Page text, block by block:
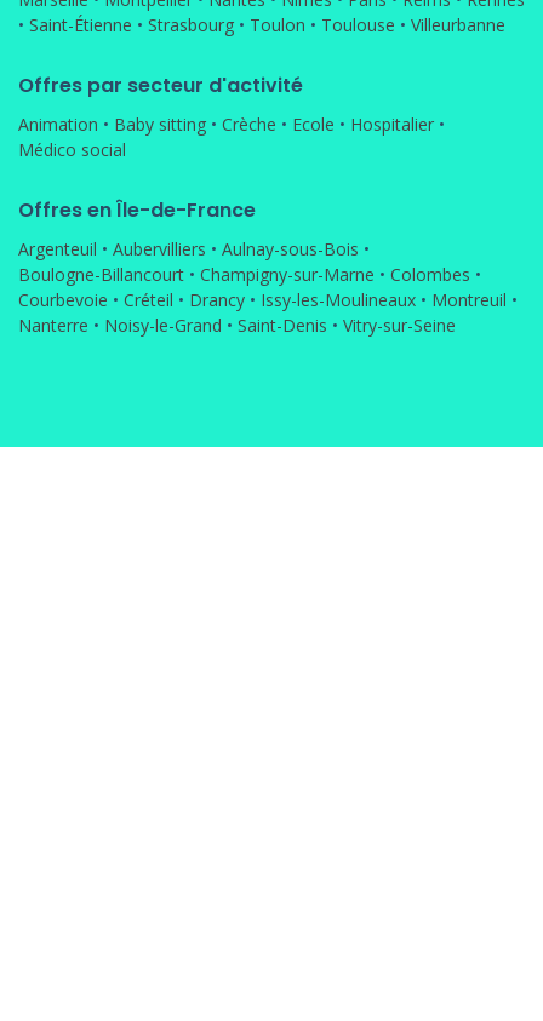
• Saint-Étienne • Strasbourg • Toulon • Toulouse • Villeurbanne
Offres par secteur d'activité
Animation • Baby sitting • Crèche • Ecole • Hospitalier •
Médico social
Offres en Île-de-France
Argenteuil • Aubervilliers • Aulnay-sous-Bois •
Boulogne-Billancourt • Champigny-sur-Marne • Colombes •
Courbevoie • Créteil • Drancy • Issy-les-Moulineaux • Montreuil •
Nanterre • Noisy-le-Grand • Saint-Denis • Vitry-sur-Seine